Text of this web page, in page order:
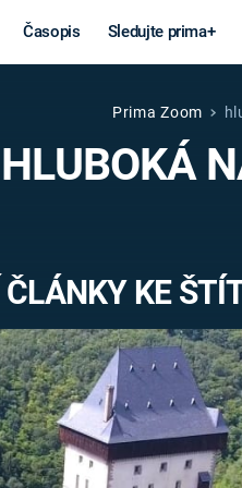
Časopis Sledujte prima+
Věda a
technika
MARS
Záhady a
Prima Zoom
HLUBOKÁ
KE